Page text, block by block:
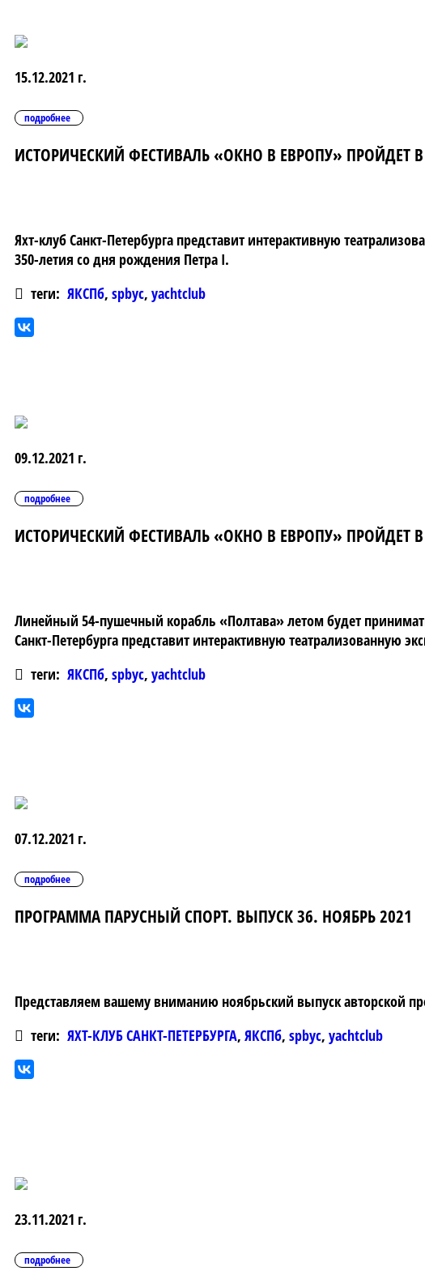
15.12.2021 г.
подробнее
ИСТОРИЧЕСКИЙ ФЕСТИВАЛЬ «ОКНО В ЕВРОПУ» ПРОЙДЕТ
Яхт-клуб Санкт-Петербурга представит интерактивную
350-летия со дня рождения Петра I.
теги: ЯКСПб, spbyc, yachtclub
09.12.2021 г.
подробнее
ИСТОРИЧЕСКИЙ ФЕСТИВАЛЬ «ОКНО В ЕВРОПУ» ПРОЙДЕТ В
Линейный 54-пушечный корабль «Полтава» летом будет
Санкт-Петербурга представит интерактивную театрализованную
теги: ЯКСПб, spbyc, yachtclub
07.12.2021 г.
подробнее
ПРОГРАММА ПАРУСНЫЙ СПОРТ. ВЫПУСК 36. НОЯБРЬ 2021
Представляем вашему вниманию ноябрьский выпуск авторской
теги: ЯХТ-КЛУБ САНКТ-ПЕТЕРБУРГА, ЯКСПб, spbyc, yachtclub
23.11.2021 г.
подробнее